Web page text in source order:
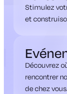
Stimulez
et
Découvrez
rencontrer
de chez